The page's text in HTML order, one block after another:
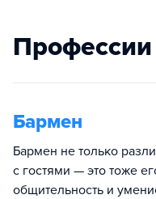
Профессии
Бармен
Бармен не только
с гостями — это тоже
общительность и